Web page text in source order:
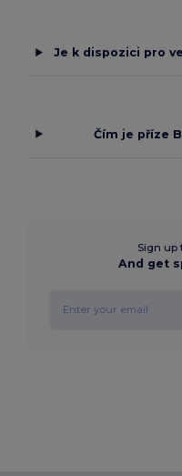
Je k dispozici pro
Čím je příze
Sign up
And get